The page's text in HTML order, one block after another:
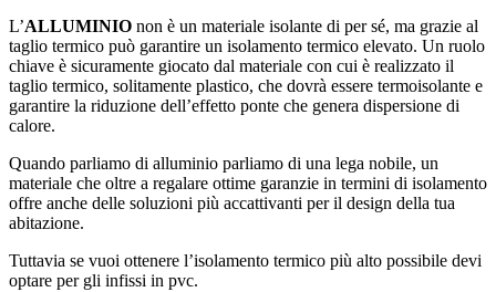
L’ALLUMINIO non è un materiale isolante di per sé, ma grazie al
taglio termico può garantire un isolamento termico elevato. Un ruolo
chiave è sicuramente giocato dal materiale con cui è realizzato il
taglio termico, solitamente plastico, che dovrà essere termoisolante e
garantire la riduzione dell’effetto ponte che genera dispersione di
calore.
Quando parliamo di alluminio parliamo di una lega nobile, un
materiale che oltre a regalare ottime garanzie in termini di isolamento
offre anche delle soluzioni più accattivanti per il design della tua
abitazione.
Tuttavia se vuoi ottenere l’isolamento termico più alto possibile devi
optare per gli infissi in pvc.